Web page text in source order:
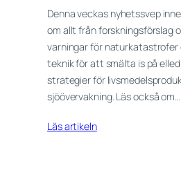
Denna veckas nyhetssvep
om allt från forskningsförslag
varningar för naturkatastrofer
teknik för att smälta is på
strategier för
sjöövervakning. Läs också om…
Läs artikeln